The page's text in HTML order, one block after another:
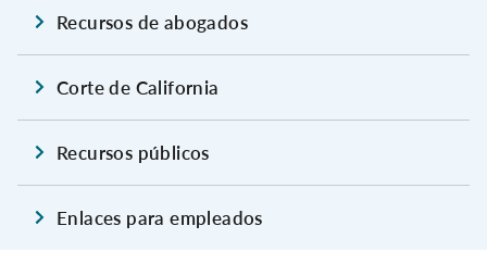
Recursos de abogados
Corte de California
Recursos públicos
Enlaces para empleados